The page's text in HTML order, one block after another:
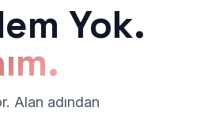
Yok.
Alan adından